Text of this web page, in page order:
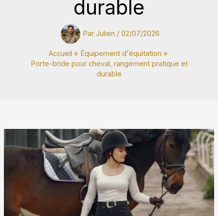
durable
Par Julien / 02/07/2026
Accueil
Équipement d'équitation
Porte-bride pour cheval, rangement pratique et
durable